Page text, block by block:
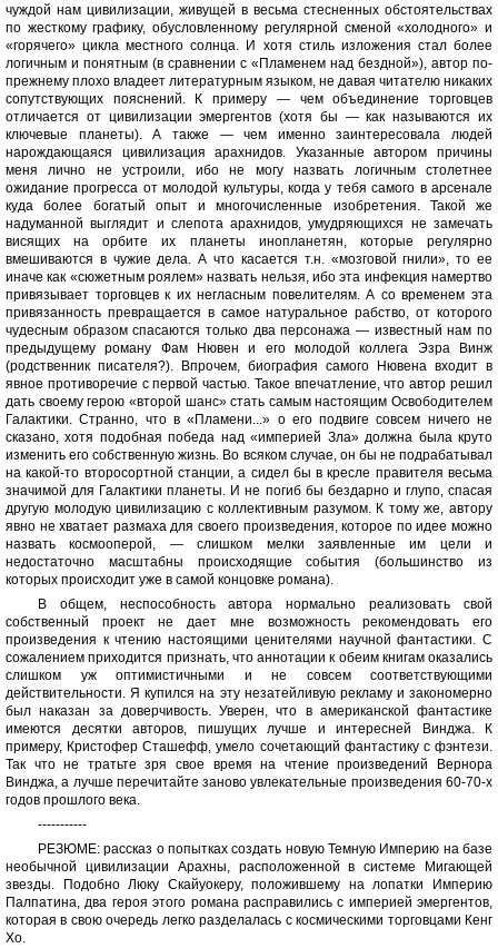
чуждой нам цивилизации, живущей в весьма стесненных обстоятельствах
по жесткому графику, обусловленному регулярной сменой «холодного» и
«горячего» цикла местного солнца. И хотя стиль изложения стал более
логичным и понятным (в сравнении с «Пламенем над бездной»), автор по-
прежнему плохо владеет литературным языком, не давая читателю никаких
сопутствующих пояснений. К примеру — чем объединение торговцев
отличается от цивилизации эмергентов (хотя бы — как называются их
ключевые планеты). А также — чем именно заинтересовала людей
нарождающаяся цивилизация арахнидов. Указанные автором причины
меня лично не устроили, ибо не могу назвать логичным столетнее
ожидание прогресса от молодой культуры, когда у тебя самого в арсенале
куда более богатый опыт и многочисленные изобретения. Такой же
надуманной выглядит и слепота арахнидов, умудряющихся не замечать
висящих на орбите их планеты инопланетян, которые регулярно
вмешиваются в чужие дела. А что касается т.н. «мозговой гнили», то ее
иначе как «сюжетным роялем» назвать нельзя, ибо эта инфекция намертво
привязывает торговцев к их негласным повелителям. А со временем эта
привязанность превращается в самое натуральное рабство, от которого
чудесным образом спасаются только два персонажа — известный нам по
предыдущему роману Фам Нювен и его молодой коллега Эзра Винж
(родственник писателя?). Впрочем, биография самого Нювена входит в
явное противоречие с первой частью. Такое впечатление, что автор решил
дать своему герою «второй шанс» стать самым настоящим Освободителем
Галактики. Странно, что в «Пламени...» о его подвиге совсем ничего не
сказано, хотя подобная победа над «империей Зла» должна была круто
изменить его собственную жизнь. Во всяком случае, он бы не подрабатывал
на какой-то второсортной станции, а сидел бы в кресле правителя весьма
значимой для Галактики планеты. И не погиб бы бездарно и глупо, спасая
другую молодую цивилизацию с коллективным разумом. К тому же, автору
явно не хватает размаха для своего произведения, которое по идее можно
назвать космооперой, — слишком мелки заявленные им цели и
недостаточно масштабны происходящие события (большинство из
которых происходит уже в самой концовке романа).
В общем, неспособность автора нормально реализовать свой
собственный проект не дает мне возможность рекомендовать его
произведения к чтению настоящими ценителями научной фантастики. С
сожалением приходится признать, что аннотации к обеим книгам оказались
слишком уж оптимистичными и не совсем соответствующими
действительности. Я купился на эту незатейливую рекламу и закономерно
был наказан за доверчивость. Уверен, что в американской фантастике
имеются десятки авторов, пишущих лучше и интересней Винджа. К
примеру, Кристофер Сташефф, умело сочетающий фантастику с фэнтези.
Так что не тратьте зря свое время на чтение произведений Вернора
Винджа, а лучше перечитайте заново увлекательные произведения 60-70-х
годов прошлого века.
-----------
РЕЗЮМЕ: рассказ о попытках создать новую Темную Империю на базе
необычной цивилизации Арахны, расположенной в системе Мигающей
звезды. Подобно Люку Скайуокеру, положившему на лопатки Империю
Палпатина, два героя этого романа расправились с империей эмергентов,
которая в свою очередь легко разделалась с космическими торговцами Кенг
Хо.